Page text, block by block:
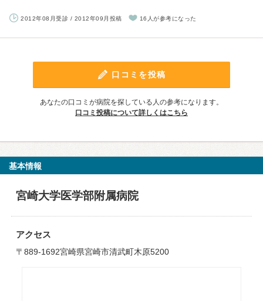
2012年08月受診 / 2012年09月投稿 16人が参考になった
口コミを投稿
あなたの口コミが病院を探している人の参考になります。
口コミ投稿について詳しくはこちら
基本情報
宮崎大学医学部附属病院
アクセス
〒889-1692宮崎県宮崎市清武町木原5200